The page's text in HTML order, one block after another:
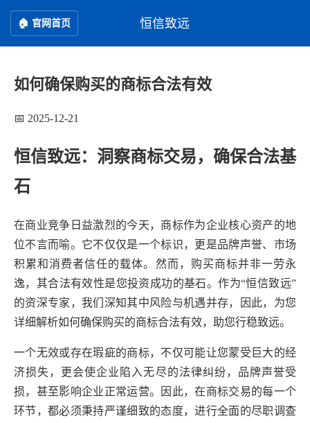
🏠 官网首页 恒信致远
如何确保购买的商标合法有效
📅 2025-12-21
恒信致远：洞察商标交易，确保合法基
石
在商业竞争日益激烈的今天，商标作为企业核心资产的地
位不言而喻。它不仅仅是一个标识，更是品牌声誉、市场
积累和消费者信任的载体。然而，购买商标并非一劳永
逸，其合法有效性是您投资成功的基石。作为“恒信致远”
的资深专家，我们深知其中风险与机遇并存，因此，为您
详细解析如何确保购买的商标合法有效，助您行稳致远。
一个无效或存在瑕疵的商标，不仅可能让您蒙受巨大的经
济损失，更会使企业陷入无尽的法律纠纷，品牌声誉受
损，甚至影响企业正常运营。因此，在商标交易的每一个
环节，都必须秉持严谨细致的态度，进行全面的尽职调查